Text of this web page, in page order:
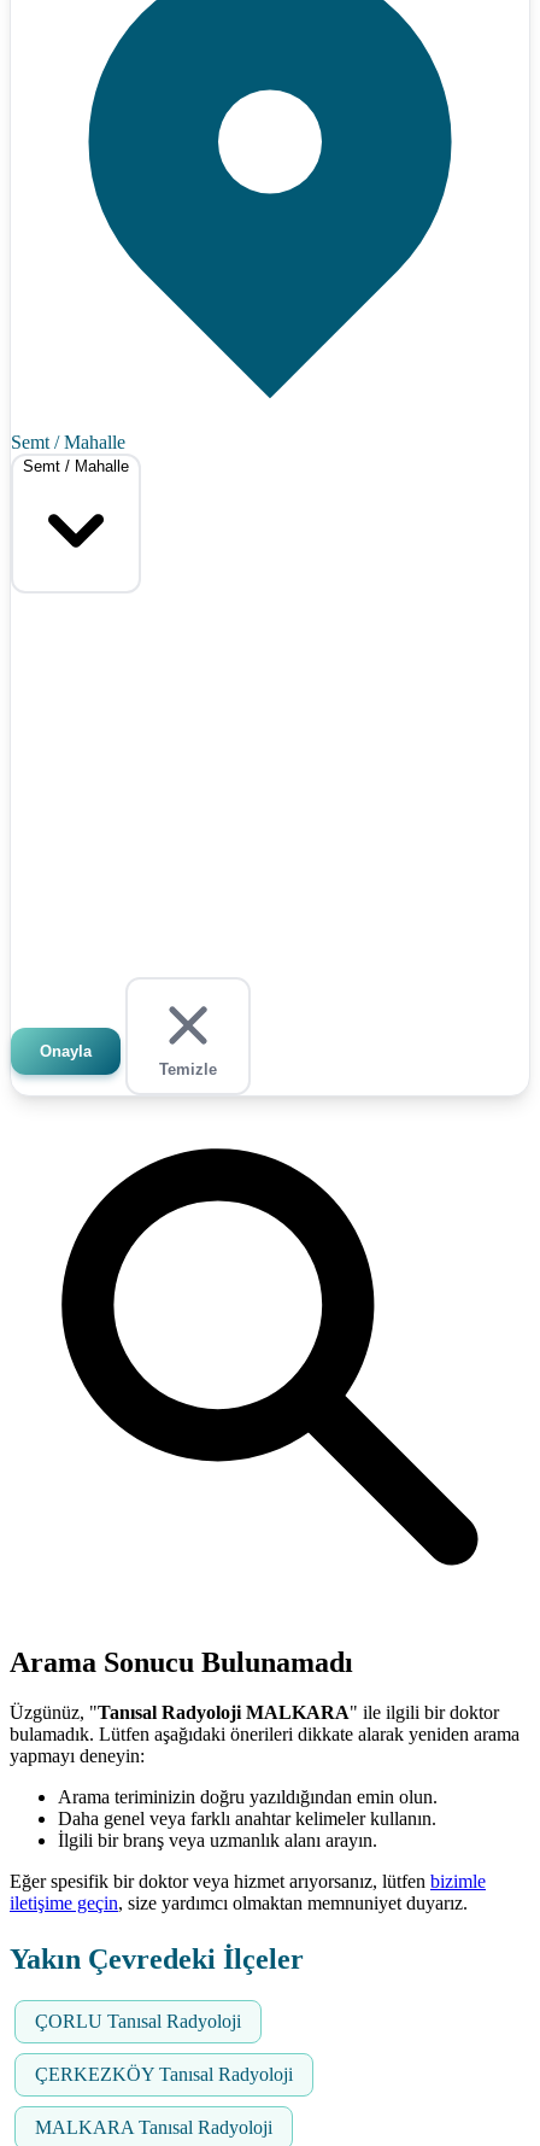
Semt / Mahalle
Semt / Mahalle
Onayla
Temizle
Arama Sonucu Bulunamadı
Üzgünüz, "Tanısal Radyoloji MALKARA" ile ilgili bir doktor
bulamadık. Lütfen aşağıdaki önerileri dikkate alarak yeniden arama
yapmayı deneyin:
Arama teriminizin doğru yazıldığından emin olun.
Daha genel veya farklı anahtar kelimeler kullanın.
İlgili bir branş veya uzmanlık alanı arayın.
Eğer spesifik bir doktor veya hizmet arıyorsanız, lütfen bizimle
iletişime geçin, size yardımcı olmaktan memnuniyet duyarız.
Yakın Çevredeki İlçeler
ÇORLU Tanısal Radyoloji
ÇERKEZKÖY Tanısal Radyoloji
MALKARA Tanısal Radyoloji